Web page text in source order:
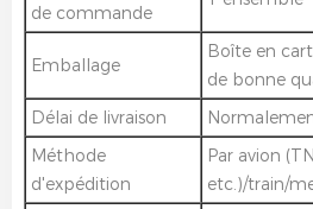
de commande
Emballage
Boîte en
de bonne
Délai de livraison
Méthode
d'expédition
Par avion
etc.)/train/